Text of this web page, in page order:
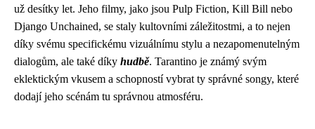
už desítky let. Jeho filmy, jako jsou Pulp Fiction, Kill Bill nebo
Django Unchained, se staly kultovními záležitostmi, a to nejen
díky svému specifickému vizuálnímu stylu a nezapomenutelným
dialogům, ale také díky hudbě. Tarantino je známý svým
eklektickým vkusem a schopností vybrat ty správné songy, které
dodají jeho scénám tu správnou atmosféru.